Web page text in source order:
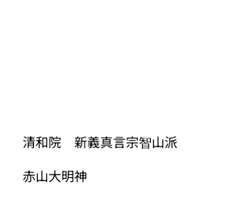
清和院　新義真言宗智山派
赤山大明神